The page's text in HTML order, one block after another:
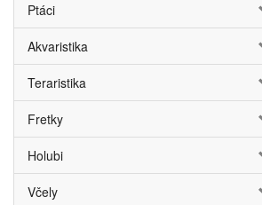
Ptáci
Akvaristika
Teraristika
Fretky
Holubi
Včely